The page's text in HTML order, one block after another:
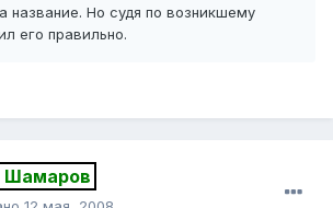
название. Но судя по возникшему
его правильно.
Шамаров